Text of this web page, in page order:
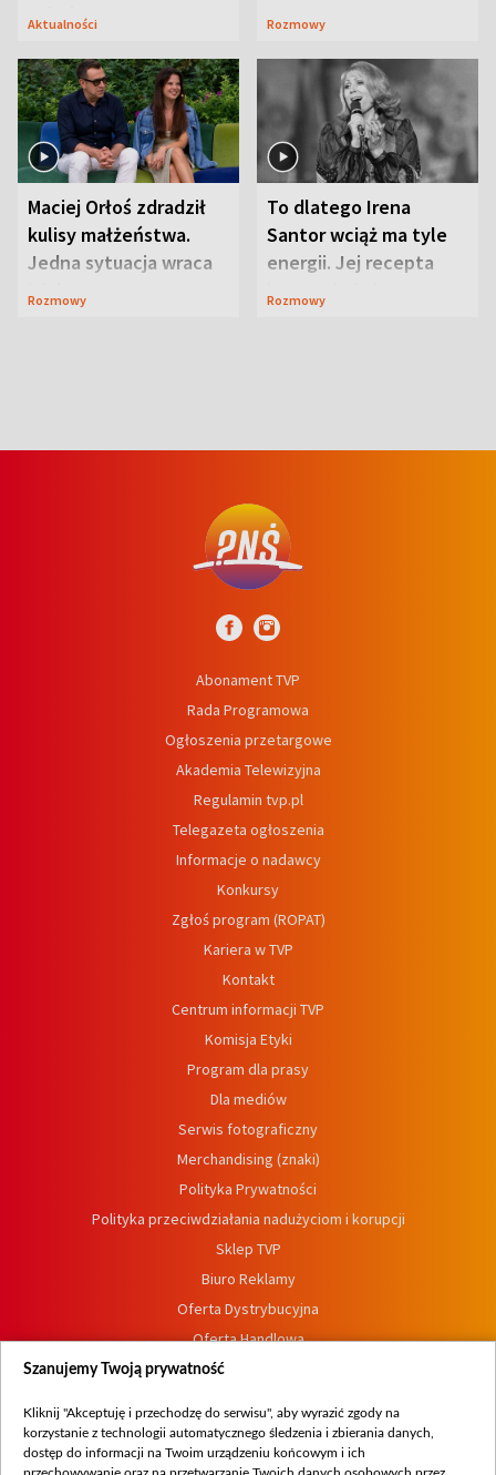
Lubelszczyzna
Aktualności Rozmowy
Maciej Orłoś zdradził
kulisy małżeństwa.
Jedna sytuacja wraca
jak bumerang
Rozmowy
To dlatego Irena
Santor wciąż ma tyle
energii. Jej recepta
jest zaskakująco
Rozmowy
Abonament TVP
Rada Programowa
Ogłoszenia przetargowe
Akademia Telewizyjna
Regulamin tvp.pl
Telegazeta ogłoszenia
Informacje o nadawcy
Konkursy
Zgłoś program (ROPAT)
Kariera w TVP
Kontakt
Centrum informacji TVP
Komisja Etyki
Program dla prasy
Dla mediów
Serwis fotograficzny
Merchandising (znaki)
Polityka Prywatności
Polityka przeciwdziałania nadużyciom i korupcji
Sklep TVP
Biuro Reklamy
Oferta Dystrybucyjna
Oferta Handlowa
Dostępność
Procedura zgłoszeń wewnętrznych
Szanujemy Twoją prywatność
Kliknij "Akceptuję i przechodzę do serwisu", aby wyrazić zgody na
korzystanie z technologii automatycznego śledzenia i zbierania danych,
dostęp do informacji na Twoim urządzeniu końcowym i ich